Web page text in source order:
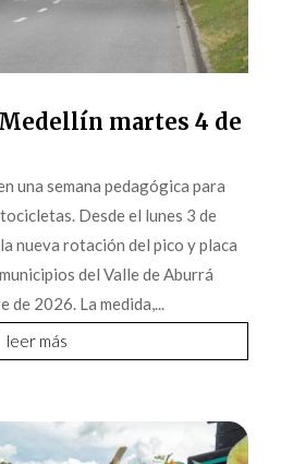
martes 4 de
una semana pedagógica para
Desde el lunes 3 de
nueva rotación del pico y placa
del Valle de Aburrá
2026. La medida,...
leer más